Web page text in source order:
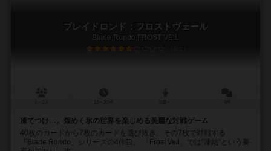
ブレイドロンド：フロストヴェール
Blade Rondo FROST VEIL
6.7
凍てつけ…。煌めく氷の世界を楽しめる美麗な対戦ゲーム
40枚のカードから7枚のカードを選び抜き、その7枚で対戦する
「Blade Rondo」シリーズの4作目。 「Frost Veil」では”凍結”という要